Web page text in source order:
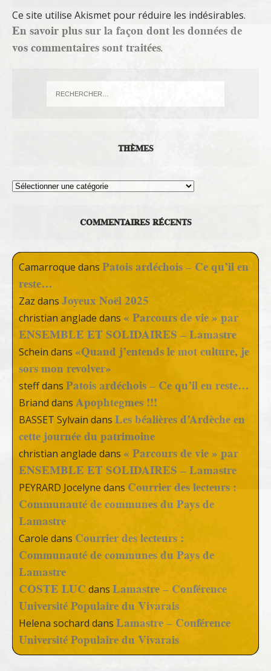
Ce site utilise Akismet pour réduire les indésirables.
En savoir plus sur la façon dont les données de
vos commentaires sont traitées.
THÈMES
Thèmes
COMMENTAIRES RÉCENTS
Camarroque dans Patois ardéchois – Ce qu’il en
reste…
Zaz dans Joyeux Noël 2025
christian anglade dans « Parcours de vie » par
ENSEMBLE ET SOLIDAIRES – Lamastre
Schein dans «Quand j’entends le mot culture, je
sors mon revolver»
steffdans Patois ardéchois – Ce qu’il en reste…
Briand dans Apophtegmes !!!
BASSET Sylvain dans Les béalières d’Ardèche en
cette journée du patrimoine
christian anglade dans « Parcours de vie » par
ENSEMBLE ET SOLIDAIRES – Lamastre
PEYRARD Jocelyne dans Courrier des lecteurs :
Communauté de communes du Pays de
Lamastre
Carole dans Courrier des lecteurs :
Communauté de communes du Pays de
Lamastre
COSTE LUC dans Lamastre – Conférence
Université Populaire du Vivarais
Helena sochard dans Lamastre – Conférence
Université Populaire du Vivarais